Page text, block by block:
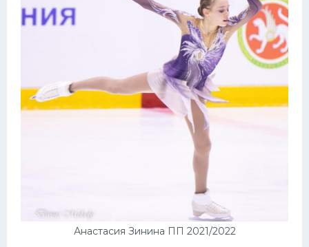
Анастасия Зинина ПП 2021/2022